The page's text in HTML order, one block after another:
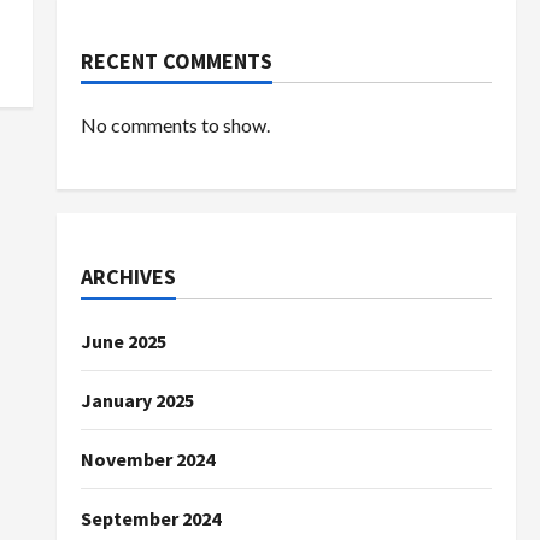
RECENT COMMENTS
No comments to show.
ARCHIVES
June 2025
January 2025
November 2024
September 2024